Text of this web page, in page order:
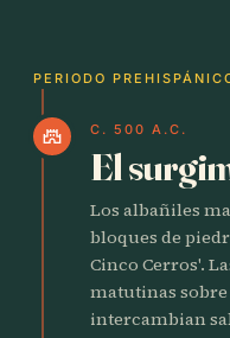
PERIODO
castle C. 500 A.C.
El
Los albañiles
bloques de
Cinco Cerros'.
matutinas
intercambian